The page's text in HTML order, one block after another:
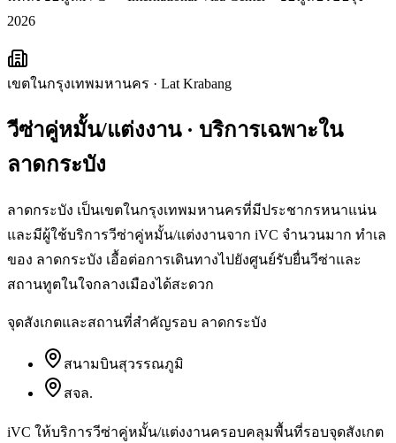
2026
เขตในกรุงเทพมหานคร · Lat Krabang
วีซ่าคู่หมั้น/แต่งงาน· บริการเฉพาะใน
ลาดกระบัง
ลาดกระบัง เป็นเขตในกรุงเทพมหานครที่มีประชากรหนาแน่น
และมีผู้ใช้บริการวีซ่าคู่หมั้น/แต่งงานจาก iVC จำนวนมาก ทำเล
ของ ลาดกระบัง เอื้อต่อการเดินทางไปยังศูนย์รับยื่นวีซ่าและ
สถานทูตในใจกลางเมืองได้สะดวก
จุดสังเกตและสถานที่สำคัญรอบ ลาดกระบัง
สนามบินสุวรรณภูมิ
สจล.
iVC ให้บริการวีซ่าคู่หมั้น/แต่งงานครอบคลุมพื้นที่รอบจุดสังเกต